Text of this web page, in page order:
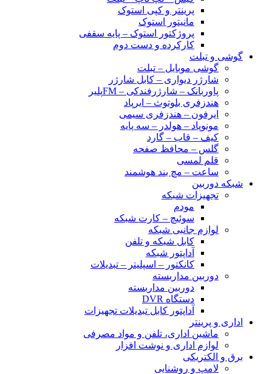
پرینتر و کپی استوک
مانیتور استوک
پروژکتور استوک – پایه سقفی
کارکرده و دست دوم
گوشی و تبلت
گوشی موبایل – تبلت
شارژر دیواری – کابل شارژر
پاوربانک – شارژرفندکی – FMپلیر
هندزفری بلوتوث – ایرپاد
ایرفون – هندزفری سیمی
مونوپاد – هولدر – سه پایه
کیف – قاب – گارد
گلس – محافظ صفحه
قلم لمسی
ساعت – مچ بند هوشمند
شبکه دوربین
تجهیزات شبکه
مودم
سوئیچ – کارت شبکه
لوازم جانبی شبکه
کابل شبکه و تلفن
آداپتور شبکه
کانکتور – اسپلیتر – تبدیلات
دوربین مداربسته
دوربین مداربسته
دستگاه DVR
آداپتور کابل تبدیلات تجهیزات
اداری و پرینتر
ماشین اداری، تلفن و مواد مصرفی
لوازم اداری و نوشت افزار
برق و الکتریکی
لامپ و روشنایی